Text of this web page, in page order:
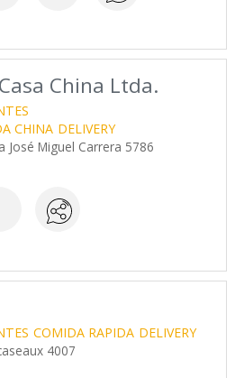
China Ltda.
CHINA DELIVERY
José Miguel Carrera 5786
COMIDA RAPIDA DELIVERY
4007